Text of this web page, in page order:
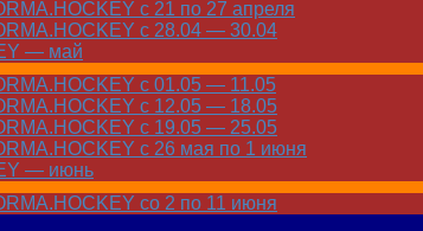
с 21 по 27 апреля
с 28.04 — 30.04
— май
с 01.05 — 11.05
с 12.05 — 18.05
с 19.05 — 25.05
с 26 мая по 1 июня
— июнь
со 2 по 11 июня